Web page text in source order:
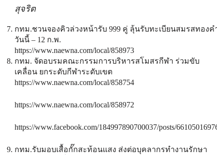
สุจริต
กทม.ชวนจองคิวล่วงหน้ารับ 999 คู่ ลุ้นรับทะเบียนสมรสทองค
วันนี้ – 12 ก.พ.
https://www.naewna.com/local/858973
กทม. จัดอบรมคณะกรรมการบริหารสโมสรกีฬา ร่วมขับ
เคลื่อน ยกระดับกีฬาระดับเขต
https://www.naewna.com/local/858754
https://www.naewna.com/local/858972
https://www.facebook.com/184997890700037/posts/
กทม.รับมอบเสื้อกั๊กสะท้อนแสง ส่งต่อบุคลากรทำงานรักษา